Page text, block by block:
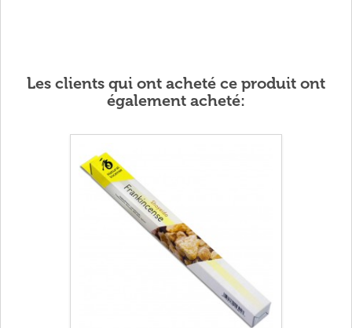
Les clients qui ont acheté ce produit ont
également acheté: